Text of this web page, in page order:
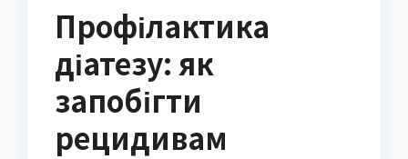
Профілактика
діатезу: як
запобігти
рецидивам